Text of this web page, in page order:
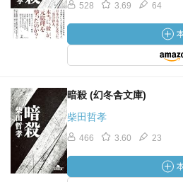
528 3.69 64
暗殺 (幻冬舎文庫)
柴田哲孝
466 3.60 23